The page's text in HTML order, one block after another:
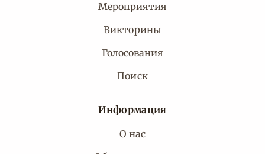
Мероприятия
Викторины
Голосования
Поиск
Информация
О нас